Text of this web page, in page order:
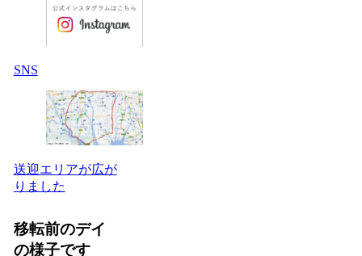
SNS
送迎エリアが広が
りました
移転前のデイ
の様子です